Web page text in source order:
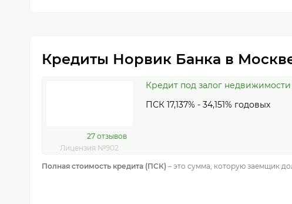
Кредиты Норвик Банка в
27 отзывов
Лицензия №902
Кредит под залог
ПСК 17,137% - 34,151% годовых
Полная стоимость кредита (ПСК) – это сумма, которую заемщик